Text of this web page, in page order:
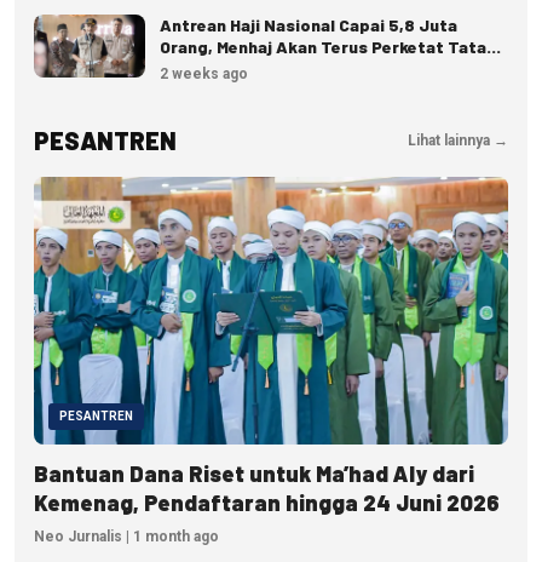
Antrean Haji Nasional Capai 5,8 Juta
Orang, Menhaj Akan Terus Perketat Tata
Kelola
2 weeks ago
PESANTREN Lihat lainnya →
PESANTREN
Bantuan Dana Riset untuk Ma’had Aly dari
Kemenag, Pendaftaran hingga 24 Juni 2026
Neo Jurnalis | 1 month ago